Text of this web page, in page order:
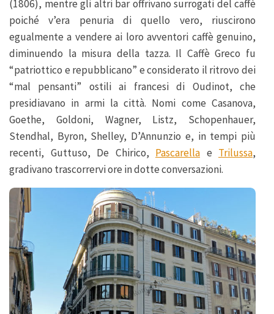
(1806), mentre gli altri bar offrivano surrogati del caffè
poiché v’era penuria di quello vero, riuscirono
egualmente a vendere ai loro avventori caffè genuino,
diminuendo la misura della tazza. Il Caffè Greco fu
“patriottico e repubblicano” e considerato il ritrovo dei
“mal pensanti” ostili ai francesi di Oudinot, che
presidiavano in armi la città. Nomi come Casanova,
Goethe, Goldoni, Wagner, Listz, Schopenhauer,
Stendhal, Byron, Shelley, D’Annunzio e, in tempi più
recenti, Guttuso, De Chirico, Pascarella e Trilussa,
gradivano trascorrervi ore in dotte conversazioni.